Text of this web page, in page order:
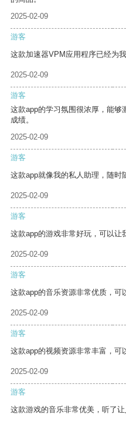
2025-02-09
游客
这款加速器VPM应用程序已经为
2025-02-09
游客
这款app的学习氛围很浓厚，能够
成绩。
2025-02-09
游客
这款app就像我的私人助理，随时
2025-02-09
游客
这款app的游戏非常好玩，可以让
2025-02-09
游客
这款app的音乐资源非常优质，可
2025-02-09
游客
这款app的视频资源非常丰富，可
2025-02-09
游客
这款游戏的音乐非常优美，听了让